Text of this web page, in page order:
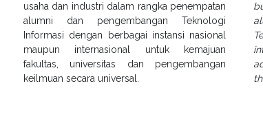
usaha dan industri dalam rangka penempatan
alumni dan pengembangan Teknologi
Informasi dengan berbagai instansi nasional
maupun internasional untuk kemajuan
fakultas, universitas dan pengembangan
keilmuan secara universal.